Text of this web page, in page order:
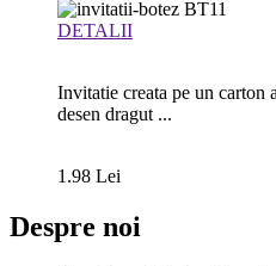
DETALII
Invitatie creata pe un carton
desen dragut ...
1.98 Lei
Despre noi